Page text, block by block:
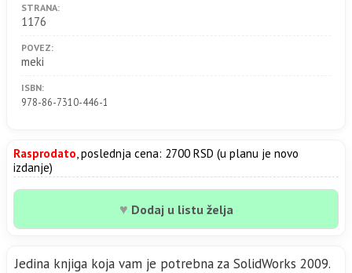
STRANA:
1176
POVEZ:
meki
ISBN:
978-86-7310-446-1
Rasprodato, poslednja cena: 2700 RSD (u planu je novo
izdanje)
♥ Dodaj u listu želja
Jedina knjiga koja vam je potrebna za SolidWorks 2009.